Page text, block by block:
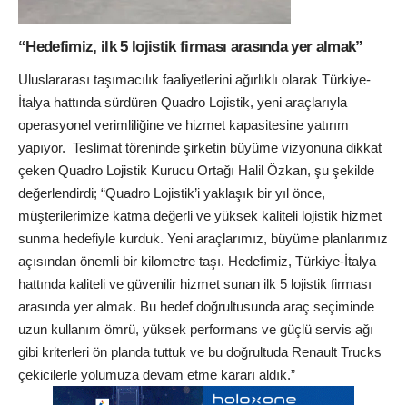
“Hedefimiz, ilk 5 lojistik firması arasında yer almak”
Uluslararası taşımacılık faaliyetlerini ağırlıklı olarak Türkiye-
İtalya hattında sürdüren Quadro Lojistik, yeni araçlarıyla
operasyonel verimliliğine ve hizmet kapasitesine yatırım
yapıyor. Teslimat töreninde şirketin büyüme vizyonuna dikkat
çeken Quadro Lojistik Kurucu Ortağı Halil Özkan, şu şekilde
değerlendirdi; “Quadro Lojistik’i yaklaşık bir yıl önce,
müşterilerimize katma değerli ve yüksek kaliteli lojistik hizmet
sunma hedefiyle kurduk. Yeni araçlarımız, büyüme planlarımız
açısından önemli bir kilometre taşı. Hedefimiz, Türkiye-İtalya
hattında kaliteli ve güvenilir hizmet sunan ilk 5 lojistik firması
arasında yer almak. Bu hedef doğrultusunda araç seçiminde
uzun kullanım ömrü, yüksek performans ve güçlü servis ağı
gibi kriterleri ön planda tuttuk ve bu doğrultuda Renault Trucks
çekicilerle yolumuza devam etme kararı aldık.”